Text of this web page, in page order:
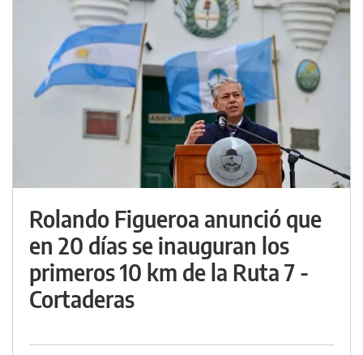
Rolando Figueroa anunció que
en 20 días se inauguran los
primeros 10 km de la Ruta 7 -
Cortaderas